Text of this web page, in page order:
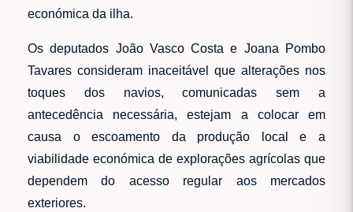
económica da ilha.
Os deputados João Vasco Costa e Joana Pombo
Tavares consideram inaceitável que alterações nos
toques dos navios, comunicadas sem a
antecedência necessária, estejam a colocar em
causa o escoamento da produção local e a
viabilidade económica de explorações agrícolas que
dependem do acesso regular aos mercados
exteriores.